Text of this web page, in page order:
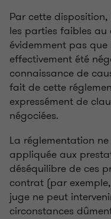
Par cette
les parties faibles
évidemment pas
effectivement été
connaissance de
fait de cette
expressément de
négociées.
La réglementation
appliquée aux
déséquilibre de ces
contrat (par
juge ne peut
circonstances